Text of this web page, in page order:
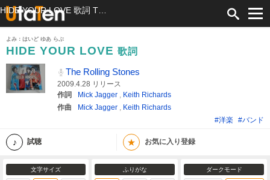
よみ：はいど ゆあ らぶ
HIDE YOUR LOVE 歌詞
The Rolling Stones
2009.4.28 リリース
作詞
Mick Jagger , Keith Richards
作曲
Mick Jagger , Keith Richards
#洋楽 #バンド
試聴 ★ お気に入り登録
文字サイズ ふりがな ダークモード